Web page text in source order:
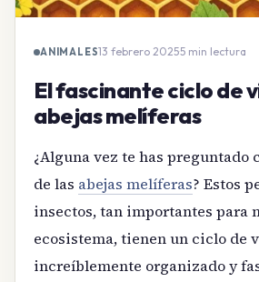
ANIMALES13 febrero 2025·5 min lectura
El fascinante ciclo de
abejas melíferas
¿Alguna vez te has preguntado
de las abejas melíferas? Estos
insectos, tan importantes para
ecosistema, tienen un ciclo de
increíblemente organizado y